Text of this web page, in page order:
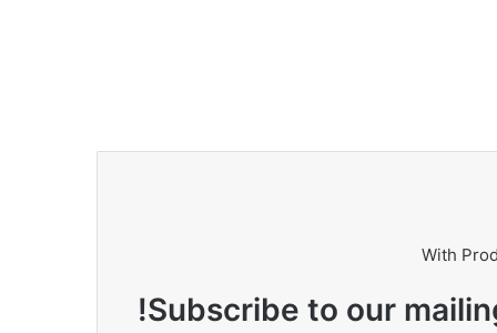
With
Subscribe to our